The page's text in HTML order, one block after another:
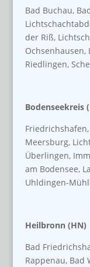
Bad Buchau,
der Riß,
Riedlingen,
Bodenseekreis
Meersburg,
Überlingen,
am Bodensee,
Uhldingen-
Heilbronn (HN)
Bad
Rappenau, Bad